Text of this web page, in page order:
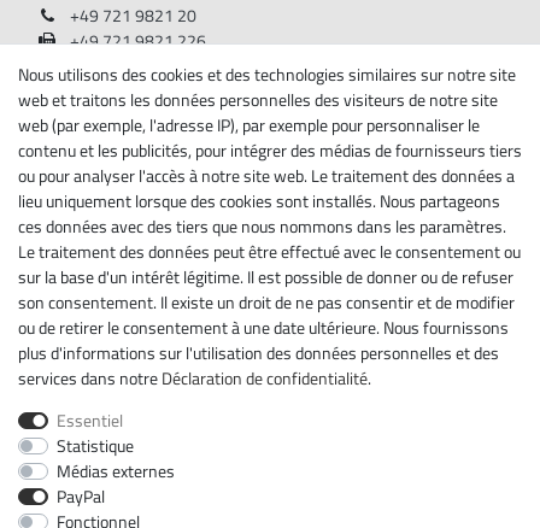
+49 721 9821 20
+49 721 9821 226
Lundi - Vendredi, 08:00 - 17:00
Renseignements
A propos de nous
Mentions légales
Déclaration de confidentialité
Conditions générales
Droit de rétractation
Rétracter le contrat ici
Contact
Newsletter
Ceres::Template.newsletterHoneypotLabel
Par la présente, je confirme avoir lu la
rétracter mon consentement à tout moment.**
Nous utilisons des cookies et des technologies similaires sur notre site
web et traitons les données personnelles des visiteurs de notre site
web (par exemple, l'adresse IP), par exemple pour personnaliser le
contenu et les publicités, pour intégrer des médias de fournisseurs tiers
ou pour analyser l'accès à notre site web. Le traitement des données a
lieu uniquement lorsque des cookies sont installés. Nous partageons
ces données avec des tiers que nous nommons dans les paramètres.
Le traitement des données peut être effectué avec le consentement ou
sur la base d'un intérêt légitime. Il est possible de donner ou de refuser
son consentement. Il existe un droit de ne pas consentir et de modifier
ou de retirer le consentement à une date ultérieure. Nous fournissons
plus d'informations sur l'utilisation des données personnelles et des
services dans notreDéclaration de confidentialité.
Essentiel
Statistique
Médias externes
PayPal
Fonctionnel